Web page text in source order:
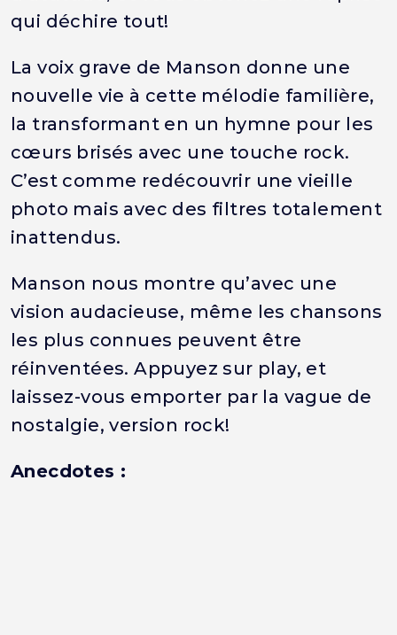
qui déchire tout!
La voix grave de Manson donne une
nouvelle vie à cette mélodie familière,
la transformant en un hymne pour les
cœurs brisés avec une touche rock.
C’est comme redécouvrir une vieille
photo mais avec des filtres totalement
inattendus.
Manson nous montre qu’avec une
vision audacieuse, même les chansons
les plus connues peuvent être
réinventées. Appuyez sur play, et
laissez-vous emporter par la vague de
nostalgie, version rock!
Anecdotes :